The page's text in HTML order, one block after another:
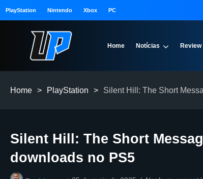
PlayStation Nintendo Xbox PC
Home Notícias Review
Home > PlayStation > Silent Hill: The Short
Silent Hill: The Short
downloads no PS5